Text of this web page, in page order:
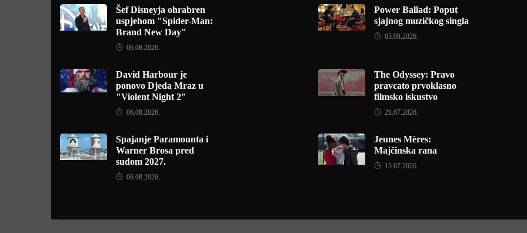
Šef Disneyja ohrabren
uspjehom "Spider-Man:
Brand New Day"
06.08.2026.
David Harbour je
ponovo Djeda Mraz u
"Violent Night 2"
06.08.2026.
Spajanje Paramounta i
Warner Brosa pred
sudom 2027.
06.08.2026.
Power Ballad: Poput
sjajnog muzičkog singla
05.08.2026.
The Odyssey: Pravo
pravcato prvoklasno
filmsko iskustvo
21.07.2026.
Jeunes Mères:
Majčinska rana
15.07.2026.